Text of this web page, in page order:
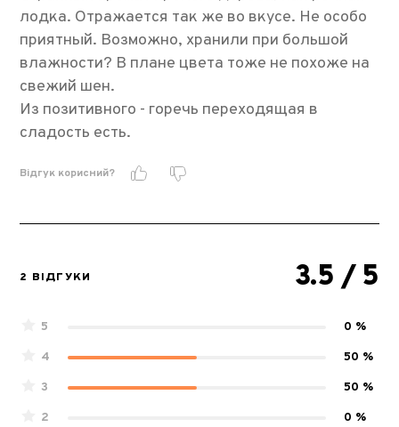
лодка. Отражается так же во вкусе. Не особо
приятный. Возможно, хранили при большой
влажности? В плане цвета тоже не похоже на
свежий шен.
Из позитивного - горечь переходящая в
сладость есть.
Відгук корисний?
2 ВІДГУКИ 3.5 / 5
5
0 %
4
50 %
3
50 %
2
0 %